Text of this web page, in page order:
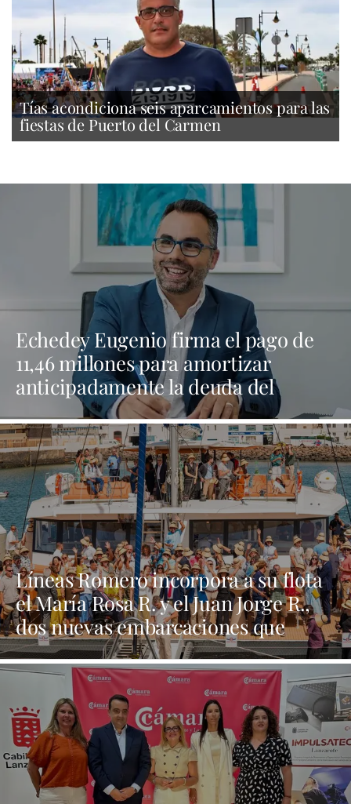
Tías acondiciona seis aparcamientos para las
fiestas de Puerto del Carmen
Echedey Eugenio firma el pago de
11,46 millones para amortizar
anticipadamente la deuda del
Ayuntamiento de Arrecife
Líneas Romero incorpora a su flota
el María Rosa R. y el Juan Jorge R.,
dos nuevas embarcaciones que
refuerzan su apuesta por la
innovación y la sostenibilidad